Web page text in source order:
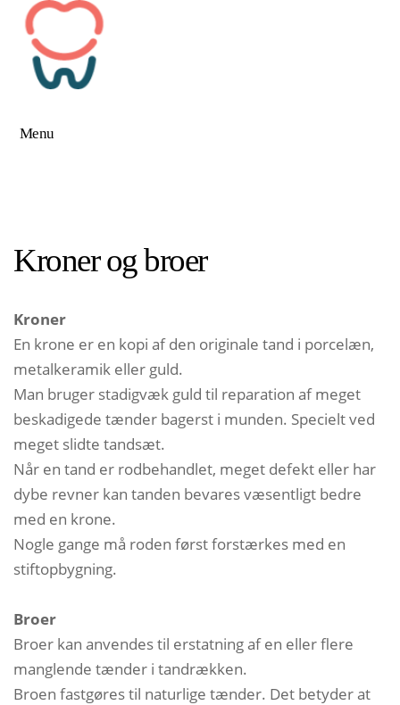
Menu
Kroner og broer
Kroner
En krone er en kopi af den originale tand i porcelæn,
metalkeramik eller guld.
Man bruger stadigvæk guld til reparation af meget
beskadigede tænder bagerst i munden. Specielt ved
meget slidte tandsæt.
Når en tand er rodbehandlet, meget defekt eller har
dybe revner kan tanden bevares væsentligt bedre
med en krone.
Nogle gange må roden først forstærkes med en
stiftopbygning.
Broer
Broer kan anvendes til erstatning af en eller flere
manglende tænder i tandrækken.
Broen fastgøres til naturlige tænder. Det betyder at